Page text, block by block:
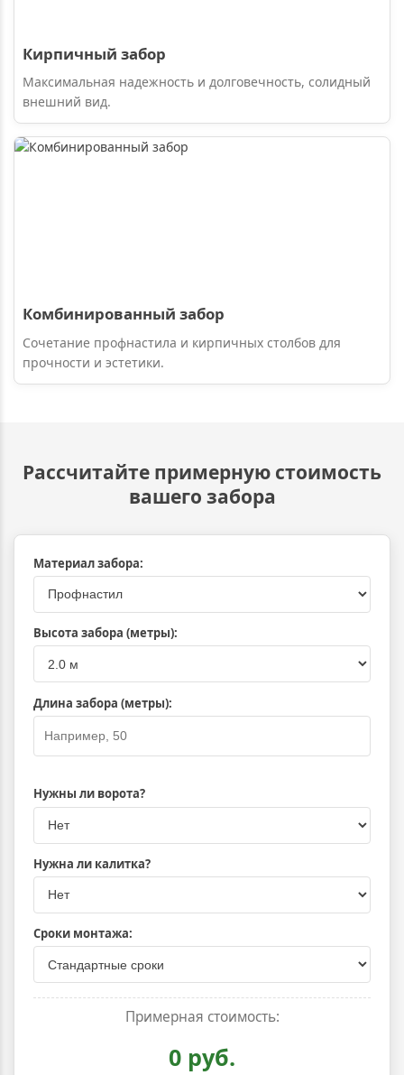
Кирпичный забор
Максимальная надежность и долговечность, солидный
внешний вид.
Комбинированный забор
Сочетание профнастила и кирпичных столбов для
прочности и эстетики.
Рассчитайте примерную стоимость
вашего забора
Оставьте это поле пустым
Материал забора:
Высота забора (метры):
Длина забора (метры):
Нужны ли ворота?
Нужна ли калитка?
Сроки монтажа:
Примерная стоимость:
0 руб.